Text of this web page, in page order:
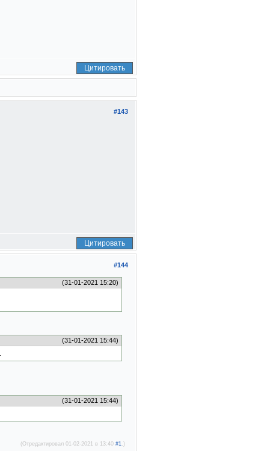
Цитировать
#143
Цитировать
#144
(31-01-2021 15:20)
(31-01-2021 15:44)
(31-01-2021 15:44)
(Отредактировал 01-02-2021 в 13:40 #1.)